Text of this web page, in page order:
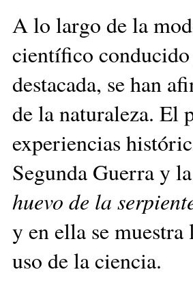
A lo largo de la
científico
destacada, se han
de la naturaleza. El
experiencias
Segunda Guerra y
huevo de la
y en ella se
uso de la ciencia.